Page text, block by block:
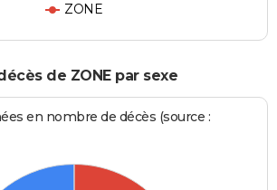
ZONE
de ZONE par sexe
en nombre de décès (source :